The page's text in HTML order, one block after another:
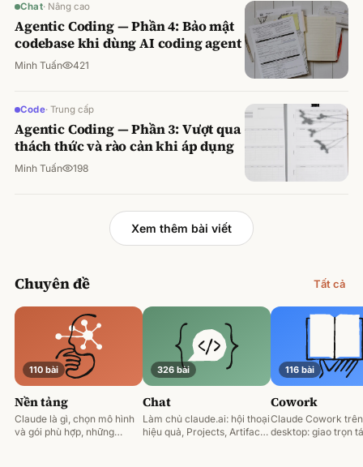
Chat· Nâng cao
Agentic Coding — Phần 4: Bảo mật
codebase khi dùng AI coding agent
Minh Tuấn 421
Code· Trung cấp
Agentic Coding — Phần 3: Vượt qua
thách thức và rào cản khi áp dụng
Minh Tuấn 198
Xem thêm bài viết
Chuyên đề Tất cả
110 bài
Nền tảng
Claude là gì, chọn mô hình
và gói phù hợp, những
326 bài
Chat
Làm chủ claude.ai: hội thoại
hiệu quả, Projects, Artifacts
116 bài
Cowork
Claude Cowork trên
desktop: giao trọn